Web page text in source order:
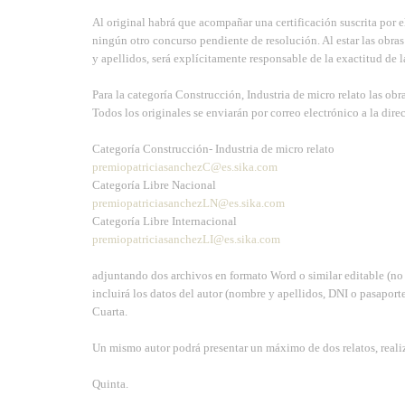
Al original habrá que acompañar una certificación suscrita por
ningún otro concurso pendiente de resolución. Al estar las
y apellidos, será explícitamente responsable de la exactitud de
Para la categoría Construcción, Industria de micro relato las
Todos los originales se enviarán por correo electrónico a la
Categoría Construcción- Industria de micro relato
premiopatriciasanchezC@es.sika.com
Categoría Libre Nacional
premiopatriciasanchezLN@es.sika.com
Categoría Libre Internacional
premiopatriciasanchezLI@es.sika.com
adjuntando dos archivos en formato Word o similar editable
incluirá los datos del autor (nombre y apellidos, DNI o
Cuarta.
Un mismo autor podrá presentar un máximo de dos relatos,
Quinta.